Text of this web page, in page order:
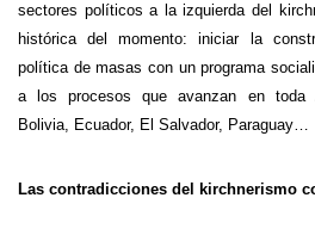
sectores políticos a la izquierda del
histórica del momento: iniciar la
política de masas con un programa
a los procesos que avanzan en toda
Bolivia, Ecuador, El Salvador, Paraguay…
Las contradicciones del kirchnerismo